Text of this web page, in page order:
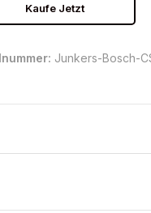
Kaufe Jetzt
Junkers-Bosch-